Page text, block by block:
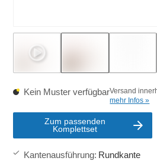
Kein Muster verfügbarVersand
mehr Infos »
Zum passenden
Komplettset
Kantenausführung: Rundkante